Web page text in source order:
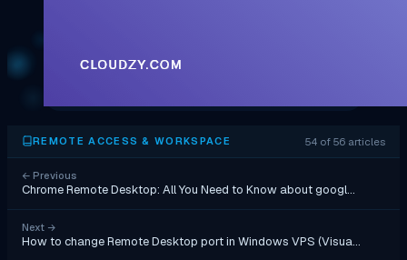
REMOTE ACCESS & WORKSPACE 54 of 56 articles
← Previous
Chrome Remote Desktop: All You Need to Know about googl…
Next →
How to change Remote Desktop port in Windows VPS (Visua…